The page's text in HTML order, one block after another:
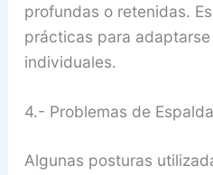
profundas o retenidas.
prácticas para
individuales.
4.- Problemas de
Algunas posturas